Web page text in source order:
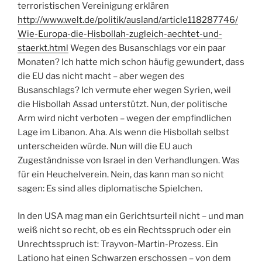
terroristischen Vereinigung erklären
http://www.welt.de/politik/ausland/article118287746/
Wie-Europa-die-Hisbollah-zugleich-aechtet-und-
staerkt.html Wegen des Busanschlags vor ein paar
Monaten? Ich hatte mich schon häufig gewundert, dass
die EU das nicht macht – aber wegen des
Busanschlags? Ich vermute eher wegen Syrien, weil
die Hisbollah Assad unterstützt. Nun, der politische
Arm wird nicht verboten – wegen der empfindlichen
Lage im Libanon. Aha. Als wenn die Hisbollah selbst
unterscheiden würde. Nun will die EU auch
Zugeständnisse von Israel in den Verhandlungen. Was
für ein Heuchelverein. Nein, das kann man so nicht
sagen: Es sind alles diplomatische Spielchen.
In den USA mag man ein Gerichtsurteil nicht – und man
weiß nicht so recht, ob es ein Rechtsspruch oder ein
Unrechtsspruch ist: Trayvon-Martin-Prozess. Ein
Lationo hat einen Schwarzen erschossen – von dem